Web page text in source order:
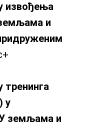
извођења
и
тренинга
у
земљама и